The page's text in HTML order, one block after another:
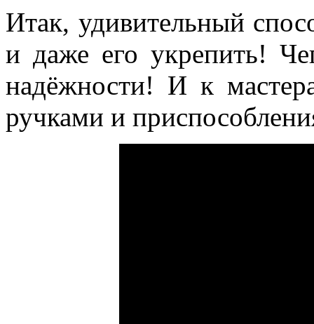
Итак, удивительный
и даже его укрепить!
надёжности! И к
ручками и